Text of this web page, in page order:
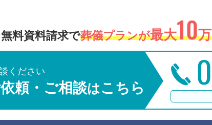
無料資料請求で葬儀プランが最大10
ください
頼・ご相談はこちら